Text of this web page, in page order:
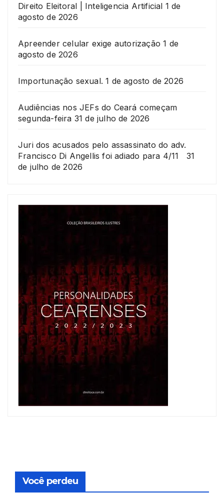
Direito Eleitoral | Inteligencia Artificial 1 de
agosto de 2026
Apreender celular exige autorização 1 de
agosto de 2026
Importunação sexual. 1 de agosto de 2026
Audiências nos JEFs do Ceará começam
segunda-feira 31 de julho de 2026
Juri dos acusados pelo assassinato do adv.
Francisco Di Angellis foi adiado para 4/11
31
de julho de 2026
Você perdeu